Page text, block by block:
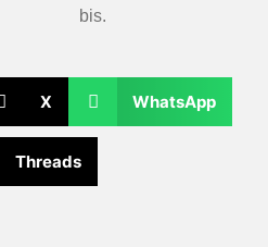
bis.
X WhatsApp
Threads